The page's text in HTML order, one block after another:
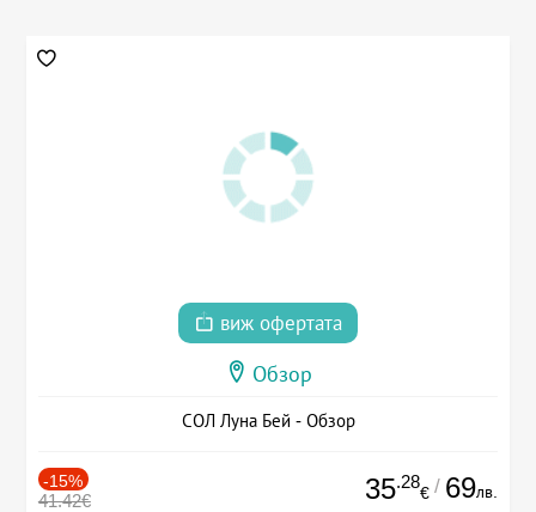
виж офертата
Обзор
СОЛ Луна Бей - Обзор
-15%
41.42€ 35.28
€ / 69лв.